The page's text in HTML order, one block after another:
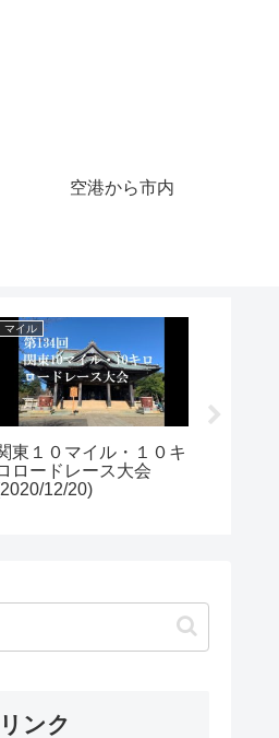
空港から市内
クレジットカード
Cut Her Credit Card
Did THIS! 💳😱
ンク